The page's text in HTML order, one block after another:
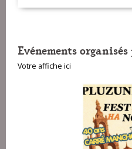
Evénements
Votre affiche ici